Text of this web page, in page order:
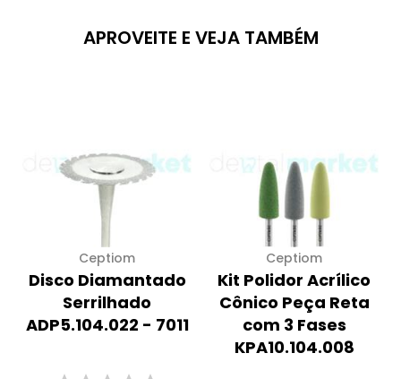
APROVEITE E VEJA TAMBÉM
Ceptiom
Disco Diamantado
Serrilhado
ADP5.104.022 - 7011
Ceptiom
Kit Polidor Acrílico
Cônico Peça Reta
com 3 Fases
KPA10.104.008